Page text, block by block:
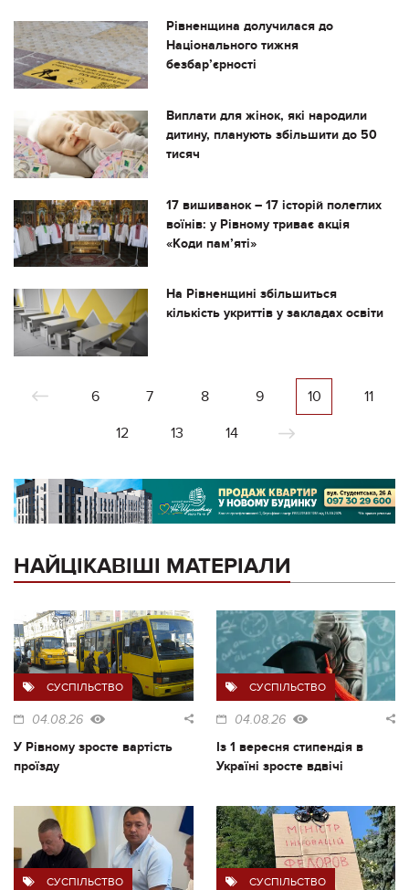
Рівненщина долучилася до
Національного тижня
безбар’єрності
Виплати для жінок, які народили
дитину, планують збільшити до 50
тисяч
17 вишиванок – 17 історій полеглих
воїнів: у Рівному триває акція
«Коди пам’яті»
На Рівненщині збільшиться
кількість укриттів у закладах освіти
6 7 8 9 10
11
12
13 14
НАЙЦІКАВІШІ МАТЕРІАЛИ
СУСПІЛЬСТВО
04.08.26
У Рівному зросте вартість
проїзду
СУСПІЛЬСТВО
04.08.26
Із 1 вересня стипендія в
Україні зросте вдвічі
СУСПІЛЬСТВО СУСПІЛЬСТВО